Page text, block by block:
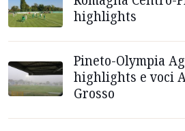
highlights
Pineto-Olympia
highlights e voci
Grosso